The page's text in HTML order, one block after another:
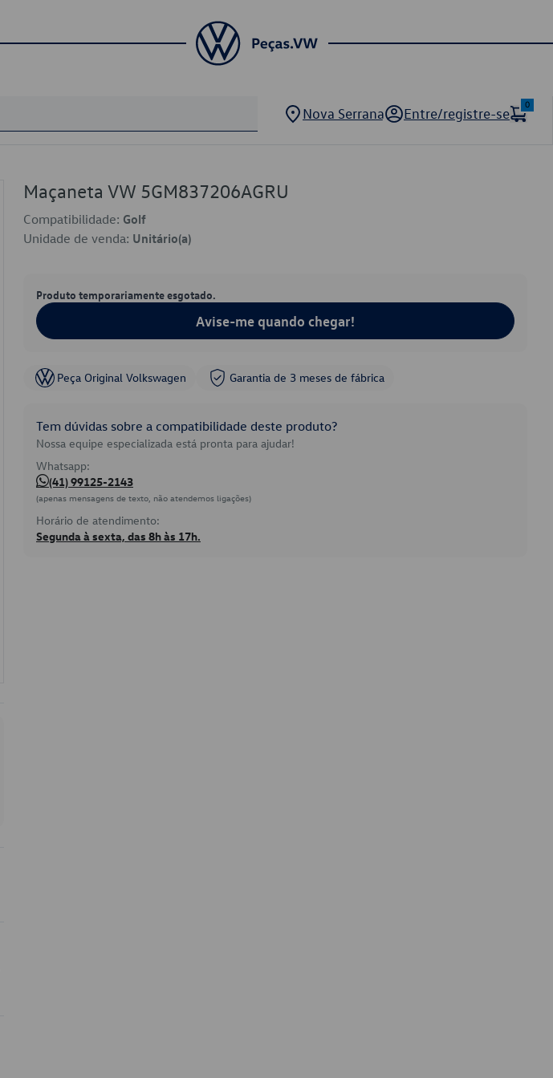
Nova Serrana Entre/registre-se
0
Maçaneta VW 5GM837206AGRU
Compatibilidade: Golf
Unidade de venda: Unitário(a)
Produto temporariamente esgotado.
Avise-me quando chegar!
Peça Original Volkswagen Garantia de 3 meses de fábrica
Tem dúvidas sobre a compatibilidade deste produto?
Nossa equipe especializada está pronta para ajudar!
Whatsapp:
(41) 99125-2143
(apenas mensagens de texto, não atendemos ligações)
Horário de atendimento:
Segunda à sexta, das 8h às 17h.